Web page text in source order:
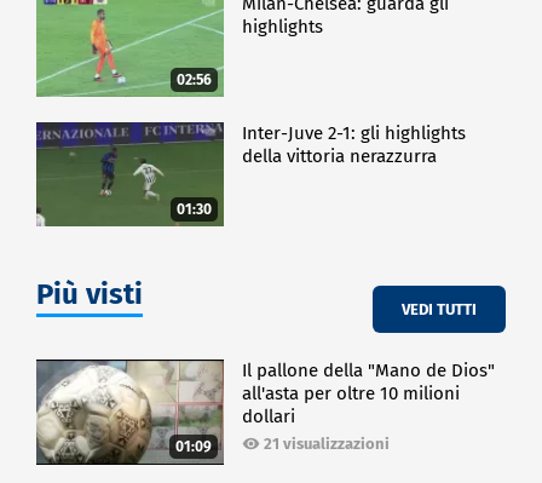
02:56
highlights
01:30
Inter-Juve 2-1: gli highlights
della vittoria nerazzurra
Più visti VEDI TUTTI
01:09
Il pallone della "Mano de Dios"
all'asta per oltre 10 milioni
dollari
21 visualizzazioni